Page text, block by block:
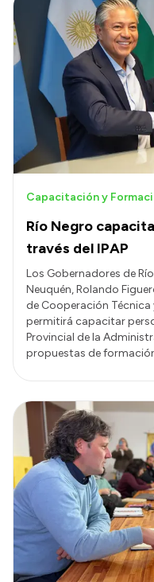
Delegaciones
Normativa
Transparencia
Presupuesto
Boletín Oficial
Compras y
Consulta de pago a
Convocatorias
Intranet
Login
Río Negro
través del IPAP
Capacitación y
Los Gobernadores de
Neuquén, Rolando
de Cooperación
permitirá capacitar
Provincial de la
propuestas de